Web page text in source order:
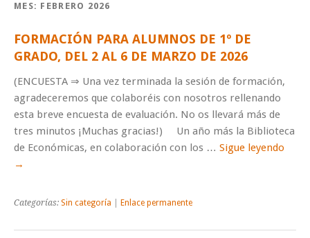
MES: FEBRERO 2026
FORMACIÓN PARA ALUMNOS DE 1º DE
GRADO, DEL 2 AL 6 DE MARZO DE 2026
(ENCUESTA ⇒ Una vez terminada la sesión de formación,
agradeceremos que colaboréis con nosotros rellenando
esta breve encuesta de evaluación. No os llevará más de
tres minutos ¡Muchas gracias!) Un año más la Biblioteca
de Económicas, en colaboración con los … Sigue leyendo
→
Categorías: Sin categoría Enlace permanente